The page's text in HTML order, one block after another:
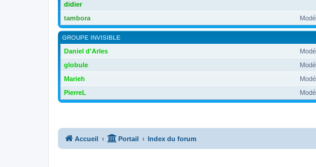
didier
tambora
GROUPE INVISIBLE
Daniel d'Arles
globule
Marieh
PierreL
Accueil Portail Index du forum